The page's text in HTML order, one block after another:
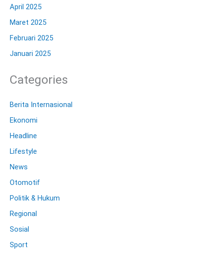
April 2025
Maret 2025
Februari 2025
Januari 2025
Categories
Berita Internasional
Ekonomi
Headline
Lifestyle
News
Otomotif
Politik & Hukum
Regional
Sosial
Sport